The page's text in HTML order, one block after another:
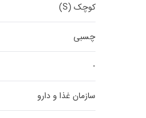
کوچک (S)
چسبی
-
سازمان غذا و دارو